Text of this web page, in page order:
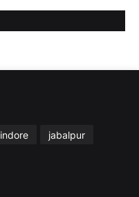
indore jabalpur